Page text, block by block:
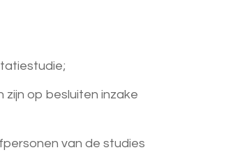
op besluiten inzake
van de studies